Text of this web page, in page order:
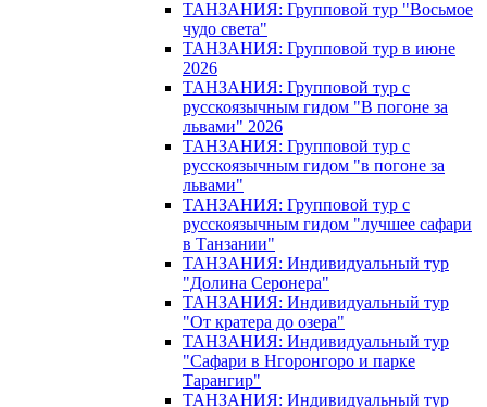
ТАНЗАНИЯ: Групповой тур "Восьмое
чудо света"
ТАНЗАНИЯ: Групповой тур в июне
2026
ТАНЗАНИЯ: Групповой тур с
русскоязычным гидом "В погоне за
львами" 2026
ТАНЗАНИЯ: Групповой тур с
русскоязычным гидом "в погоне за
львами"
ТАНЗАНИЯ: Групповой тур с
русскоязычным гидом "лучшее сафари
в Танзании"
ТАНЗАНИЯ: Индивидуальный тур
"Долина Серонера"
ТАНЗАНИЯ: Индивидуальный тур
"От кратера до озера"
ТАНЗАНИЯ: Индивидуальный тур
"Сафари в Нгоронгоро и парке
Тарангир"
ТАНЗАНИЯ: Индивидуальный тур